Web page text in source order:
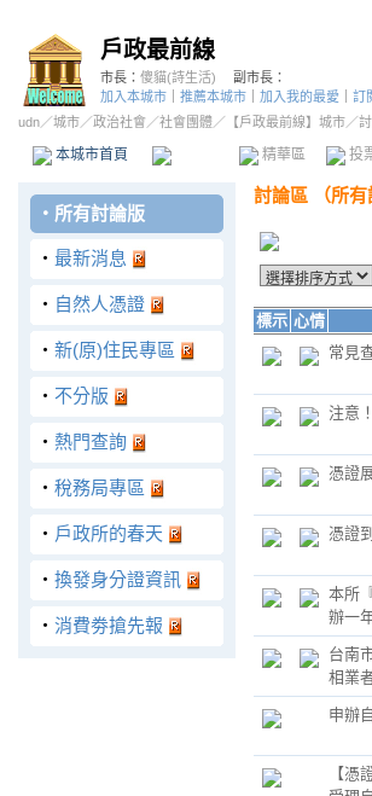
戶政最前線
市長： 傻貓(詩生活)
副市長：
加入本城市
推薦本城市 加入我的最愛
訂
udn／城市／政治社會 ／社會團體／ 【戶政最前線】城市／
本城市首頁 精華區 投
‧ 所有討論版
‧ 最新消息
‧ 自然人憑證
‧ 新(原)住民專區
‧ 不分版
‧ 熱門查詢
‧ 稅務局專區
‧ 戶政所的春天
‧ 換發身分證資訊
‧ 消費劵搶先報
討論區 （所有
標示 心情
常見
注意
憑證
憑證
本所
辦一
台南
相業
申辦
【憑